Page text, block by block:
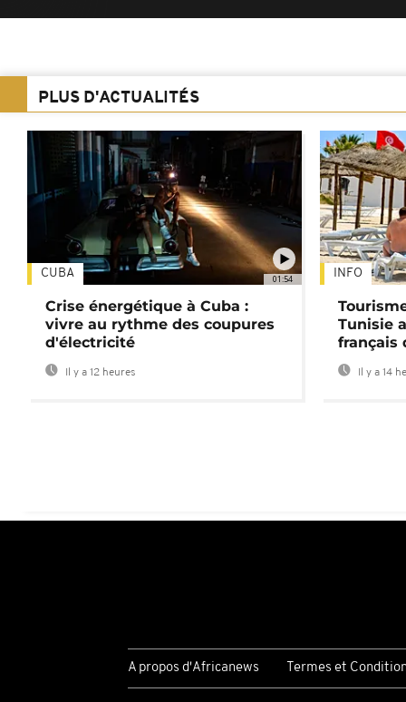
PLUS D'ACTUALITÉS
01:54
CUBA
Crise énergétique à Cuba :
vivre au rythme des coupures
d'électricité
Il y a 12 heures
INFO
Tunisie
français
Il y a 14
A propos d'Africanews Termes et